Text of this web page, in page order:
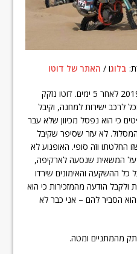
בלוגו / האתר של דוטו
ניקולה דוטו פרש מן הדקאר של 2019 לאחר 5 ימים. דוטו נזקק
לרכב ישירות למחנה, וקיבל
כי הוא נפסל מכיוון שלא עבר
לא עזר שסיפר שקיבל
וזה סופי. האופנוע לא
המשאית שנסעה לארקיפה,
ההשקעה והאימונים שירדו
ולקבל הודעה מהמזכירות כי הוא
הוא הסביר להם – אני כבר לא
מהמתניים ומטה.